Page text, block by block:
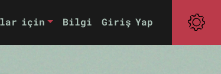
için Bilgi Giriş Yap